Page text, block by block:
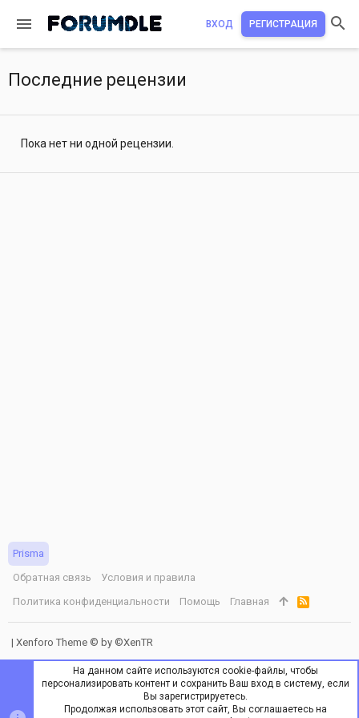
ВХОД РЕГИСТРАЦИЯ
Последние рецензии
Пока нет ни одной рецензии.
Prisma
Обратная связь
Условия и правила
Политика конфиденциальности
Помощь Главная
R
S
S
| Xenforo Theme © by ©XenTR
На данном сайте используются cookie-файлы, чтобы
персонализировать контент и сохранить Ваш вход в систему, если
Вы зарегистрируетесь.
Продолжая использовать этот сайт, Вы соглашаетесь на